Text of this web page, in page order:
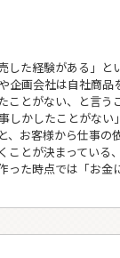
した経験がある」と
企画会社は自社商品
ことがない、と言う
しかしたことがない
、お客様から仕事の
ことが決まっている
った時点では「お金